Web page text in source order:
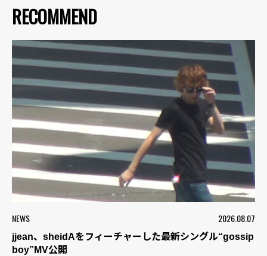
RECOMMEND
NEWS 2026.08.07
jjean、sheidAをフィーチャーした最新シングル“gossip
boy”MV公開